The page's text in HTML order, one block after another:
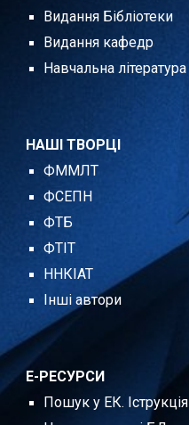
Видання Бібліотеки
Видання кафедр
Навчальна література
НАШІ ТВОРЦІ
ФММЛТ
ФСЕПН
ФТБ
ФТІТ
ННКІАТ
Інші автори
Е-РЕСУРСИ
Пошук у ЕК. Іструкція